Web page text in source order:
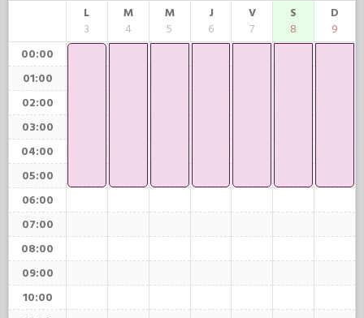
L
3
M
4
M
5
J
6
V
7
S
8
D
9
00:00
01:00
02:00
03:00
04:00
05:00
06:00
07:00
08:00
09:00
10:00